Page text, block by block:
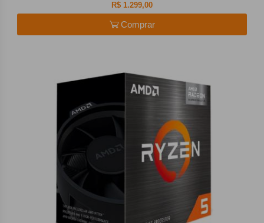
R$ 1.299,00
Comprar